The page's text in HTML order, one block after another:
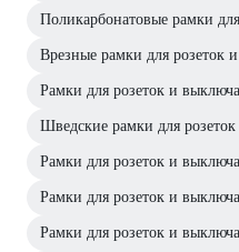
Поликарбонатовые рамки
Врезные рамки для розеток
Рамки для розеток и
Шведские рамки для
Рамки для розеток и
Рамки для розеток и
Рамки для розеток и